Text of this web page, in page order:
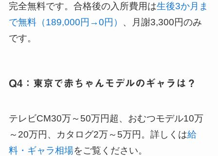
完全無料です。合格後の入所費用は生後3か月ま
で無料（189,000円→0円） 、月謝3,300円のみ
です。
Q4：東京で赤ちゃんモデルのギャラは？
テレビCM30万～50万円超、おむつモデル10万
～20万円、カタログ2万～5万円。詳しくは給
料・ギャラ相場をご覧ください。